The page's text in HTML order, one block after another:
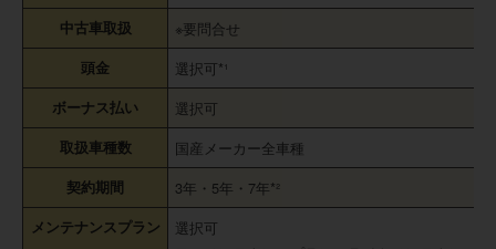
中古車取扱 ※要問合せ
頭金 選択可*¹
ボーナス払い 選択可
取扱車種数 国産メーカー全車種
契約期間 3年・5年・7年*²
メンテナンスプラン
選択可